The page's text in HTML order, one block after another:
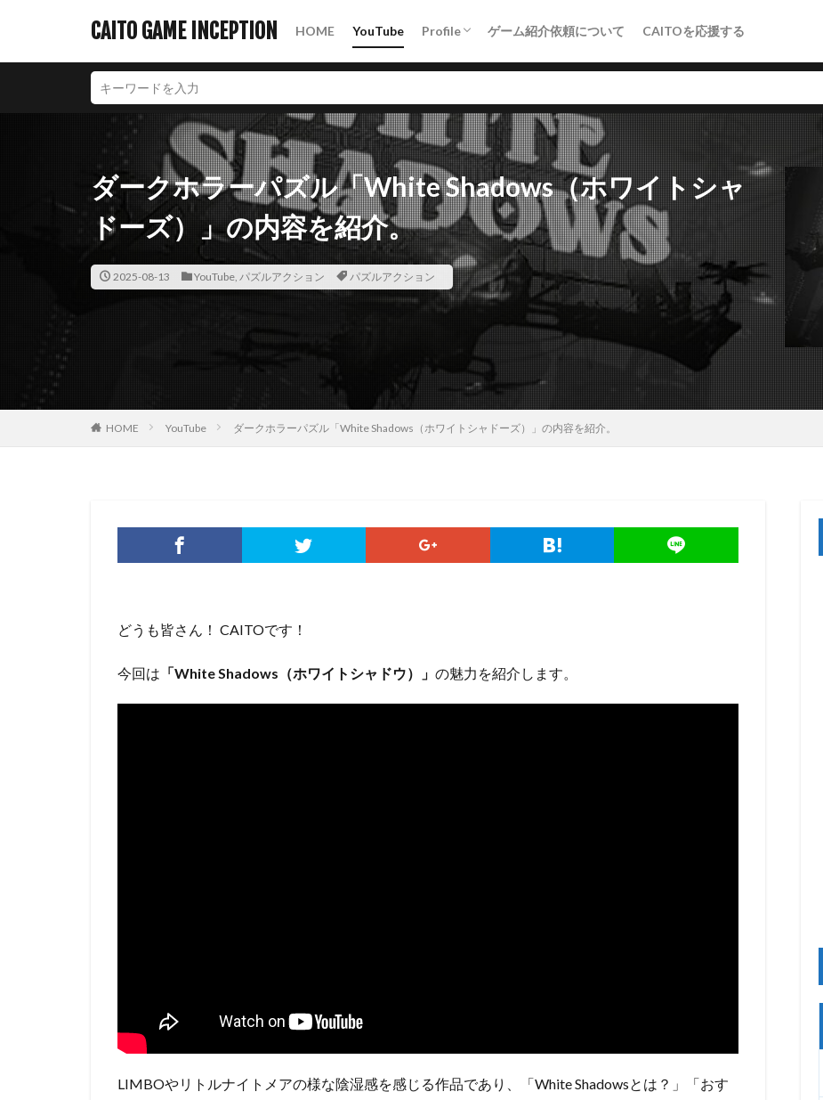
CAITO GAME INCEPTION HOME YouTube Profile
Crowdfunding（KICK&CAMP）
ゲーム紹介依頼について CAITOを応援する
ダークホラーパズル「White Shadows（ホワイトシャ
ドーズ）」の内容を紹介。
2025-08-13 YouTube, パズルアクション パズルアクション
HOME YouTube ダークホラーパズル「White Shadows（ホワイトシャドーズ）」の内容を紹介。
どうも皆さん！ CAITOです！
今回は 「White Shadows（ホワイトシャドウ）」 の魅力を紹介します。
LIMBOやリトルナイトメアの様な陰湿感を感じる作品であり、「White Shadowsとは？」「おす
カテゴリー
タグ
2Dアクション PR アドベンチャー エンダーリリーズ ソウルライク その他
パズルアクション
ボスラッシュ メトロイドヴァニア ローグライク ロックマンライク
検索